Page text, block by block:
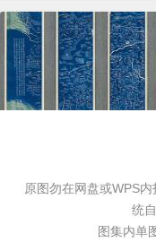
原图勿在网盘或WPS
统
图集内单